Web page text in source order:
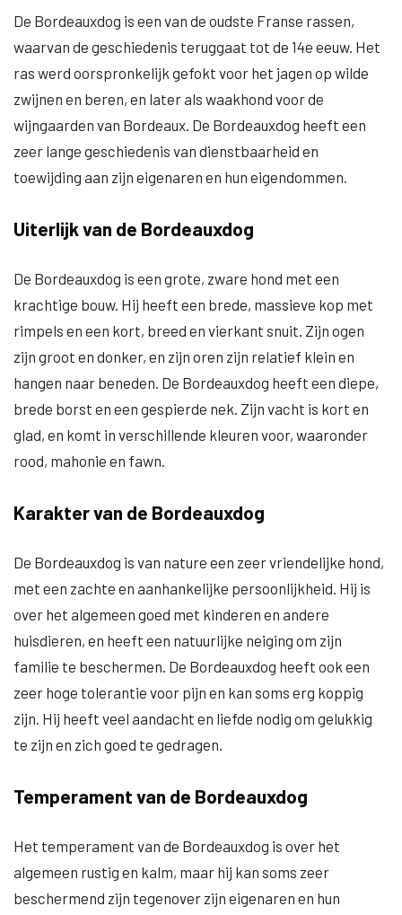
De Bordeauxdog is een van de oudste Franse rassen,
waarvan de geschiedenis teruggaat tot de 14e eeuw. Het
ras werd oorspronkelijk gefokt voor het jagen op wilde
zwijnen en beren, en later als waakhond voor de
wijngaarden van Bordeaux. De Bordeauxdog heeft een
zeer lange geschiedenis van dienstbaarheid en
toewijding aan zijn eigenaren en hun eigendommen.
Uiterlijk van de Bordeauxdog
De Bordeauxdog is een grote, zware hond met een
krachtige bouw. Hij heeft een brede, massieve kop met
rimpels en een kort, breed en vierkant snuit. Zijn ogen
zijn groot en donker, en zijn oren zijn relatief klein en
hangen naar beneden. De Bordeauxdog heeft een diepe,
brede borst en een gespierde nek. Zijn vacht is kort en
glad, en komt in verschillende kleuren voor, waaronder
rood, mahonie en fawn.
Karakter van de Bordeauxdog
De Bordeauxdog is van nature een zeer vriendelijke hond,
met een zachte en aanhankelijke persoonlijkheid. Hij is
over het algemeen goed met kinderen en andere
huisdieren, en heeft een natuurlijke neiging om zijn
familie te beschermen. De Bordeauxdog heeft ook een
zeer hoge tolerantie voor pijn en kan soms erg koppig
zijn. Hij heeft veel aandacht en liefde nodig om gelukkig
te zijn en zich goed te gedragen.
Temperament van de Bordeauxdog
Het temperament van de Bordeauxdog is over het
algemeen rustig en kalm, maar hij kan soms zeer
beschermend zijn tegenover zijn eigenaren en hun